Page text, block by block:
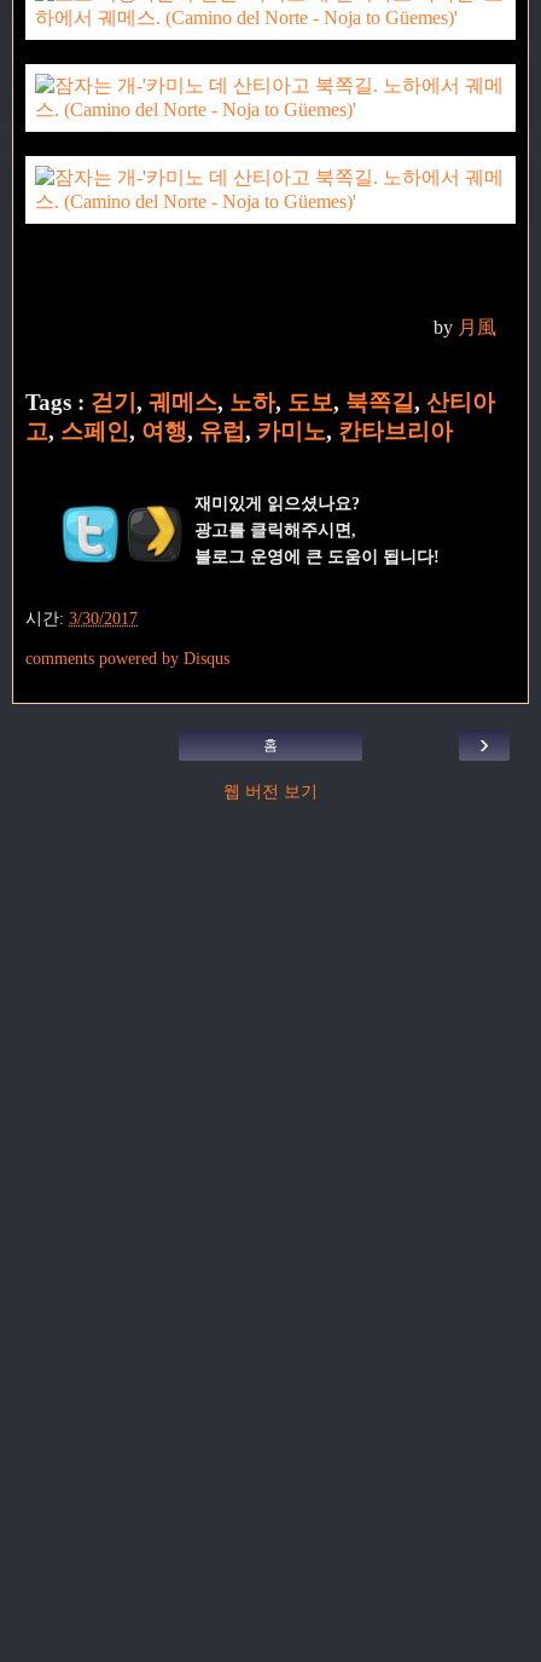
by 月風
Tags : 걷기 , 궤메스, 노하, 도보, 북쪽길, 산티아
고, 스페인, 여행, 유럽, 카미노, 칸타브리아
재미있게 읽으셨나요?
광고를 클릭해주시면,
블로그 운영에 큰 도움이 됩니다!
시간: 3/30/2017
comments powered by Disqus
›
홈
웹 버전 보기